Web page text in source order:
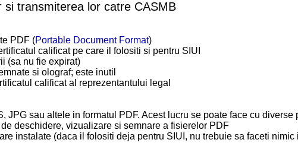
transmiterea lor catre CASMB
PDF (Portable Document Format)
calificat pe care il folositi si pentru SIUI
(sa nu fie expirat)
si olograf; este inutil
calificat al reprezentantului legal
JPG sau altele in formatul PDF. Acest lucru se poate face cu
deschidere, vizualizare si semnare a fisierelor PDF
instalate (daca il folositi deja pentru SIUI, nu trebuie sa faceti nimic